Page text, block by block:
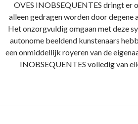
OVES INOBSEQUENTES dringt er
alleen gedragen worden door degene
Het onzorgvuldig omgaan met deze
autonome beeldend kunstenaars
een onmiddellijk royeren van de
INOBSEQUENTES volledig van